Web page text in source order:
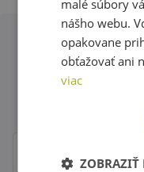
Obľúbené
malé súbory
nášho webu.
opakovane
obťažovať ani
viac
ZOBRAZIŤ